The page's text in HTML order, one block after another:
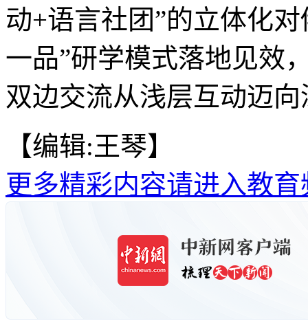
动+语言社团”的立体化
一品”研学模式落地见效
双边交流从浅层互动迈
【编辑:王琴】
更多精彩内容请进入教育